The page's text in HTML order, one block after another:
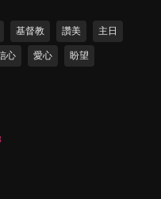
基督教 讚美 主日
心 愛心 盼望